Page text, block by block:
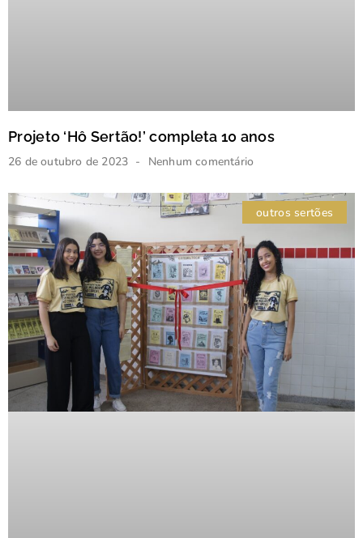
Projeto ‘Hô Sertão!’ completa 10 anos
26 de outubro de 2023 Nenhum comentário
outros sertões